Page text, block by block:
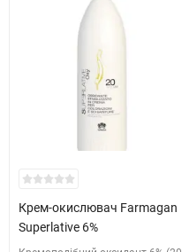
Крем-окислювач Farmagan
Superlative 6%